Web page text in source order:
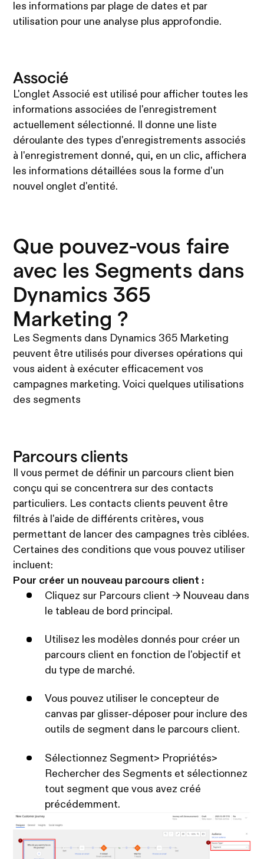
les informations par plage de dates et par
utilisation pour une analyse plus approfondie.
Associé
L'onglet Associé est utilisé pour afficher toutes les
informations associées de l'enregistrement
actuellement sélectionné. Il donne une liste
déroulante des types d'enregistrements associés
à l'enregistrement donné, qui, en un clic, affichera
les informations détaillées sous la forme d'un
nouvel onglet d'entité.
Que pouvez-vous faire
avec les Segments dans
Dynamics 365
Marketing ?
Les Segments dans Dynamics 365 Marketing
peuvent être utilisés pour diverses opérations qui
vous aident à exécuter efficacement vos
campagnes marketing. Voici quelques utilisations
des segments
Parcours clients
Il vous permet de définir un parcours client bien
conçu qui se concentrera sur des contacts
particuliers. Les contacts clients peuvent être
filtrés à l'aide de différents critères, vous
permettant de lancer des campagnes très ciblées.
Certaines des conditions que vous pouvez utiliser
incluent:
Pour créer un nouveau parcours client :
Cliquez sur Parcours client -> Nouveau dans
le tableau de bord principal.
Utilisez les modèles donnés pour créer un
parcours client en fonction de l'objectif et
du type de marché.
Vous pouvez utiliser le concepteur de
canvas par glisser-déposer pour inclure des
outils de segment dans le parcours client.
Sélectionnez Segment> Propriétés>
Rechercher des Segments et sélectionnez
tout segment que vous avez créé
précédemment.